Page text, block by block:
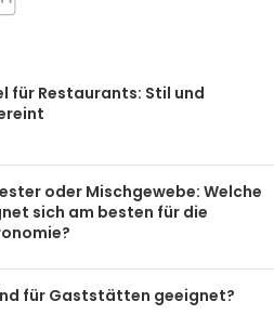
für Restaurants: Stil und
oder Mischgewebe: Welche
sich am besten für die
für Gaststätten geeignet?